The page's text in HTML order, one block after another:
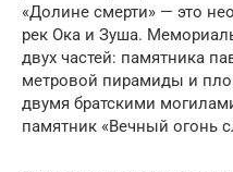
«Долине смерти» — это
рек Ока и Зуша.
двух частей: памятника
метровой пирамиды и
двумя братскими
памятник «Вечный огонь